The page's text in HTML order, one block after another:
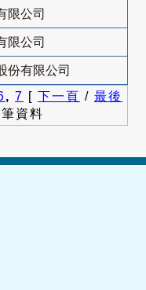
限公司
限公司
份有限公司
, 7 [ 下一頁 / 最後
筆資料